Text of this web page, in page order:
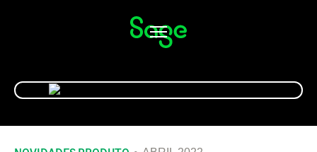
Alternar
navegação